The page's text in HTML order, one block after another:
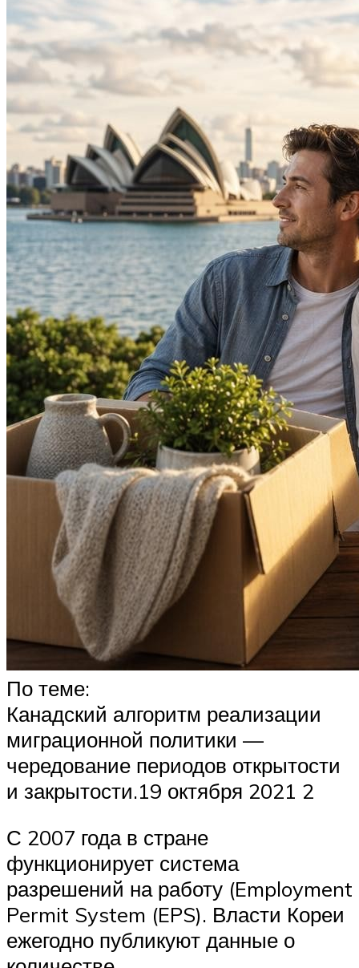
По теме:
Канадский алгоритм реализации
миграционной политики —
чередование периодов открытости
и закрытости.19 октября 2021 2
С 2007 года в стране
функционирует система
разрешений на работу (Employment
Permit System (EPS). Власти Кореи
ежегодно публикуют данные о